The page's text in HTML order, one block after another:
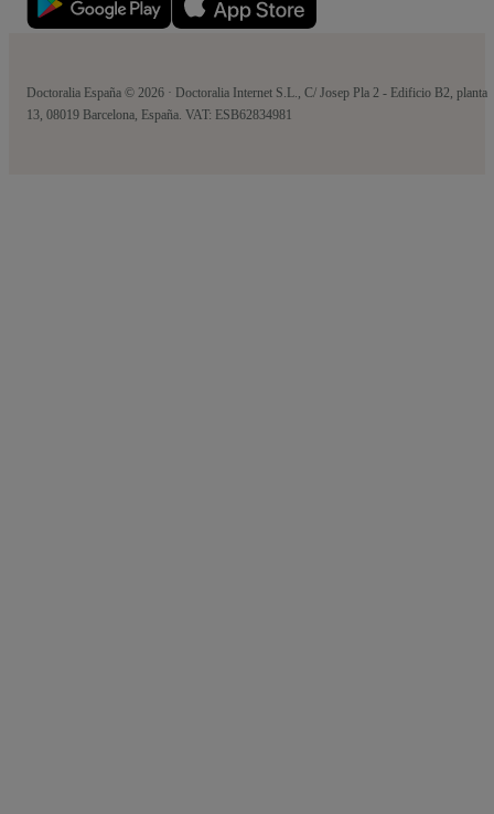
Doctoralia España © 2026 · Doctoralia Internet S.L., C/ Josep Pla 2 - Edificio B2, planta
13, 08019 Barcelona, España. VAT: ESB62834981